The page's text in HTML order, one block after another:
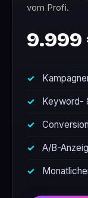
vom Profi.
9.999
Keyword-
A/B-